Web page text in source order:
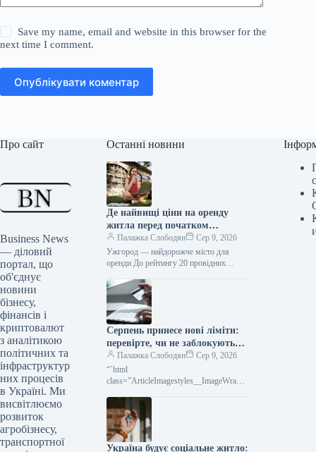
Save my name, email and website in this browser for the
next time I comment.
Опублікувати коментар
Про сайт
Business News
— діловий
портал, що
об'єднує
новини
бізнесу,
фінансів і
криптовалют
з аналітикою
політичних та
інфраструктур
них процесів
в Україні. Ми
висвітлюємо
розвиток
агробізнесу,
транспортної
Останні новини
Де найвищі ціни на оренду
житла перед початком
навчального року
Палажка Слободян
Сер 9, 2026
Ужгород — найдорожче місто для
оренди До рейтингу 20 провідних
році увійшли сім київських…
Серпень принесе нові ліміти:
перевірте, чи не заблокують
ваші картки та перекази
Палажка Слободян
Сер 9, 2026
“`html
class=”ArticleImagestyles__ImageWrappe
переказВід середини серпня в Україні
запрацюють оновлені правила
фінансового моніторингу,
Україна будує соціальне житло: